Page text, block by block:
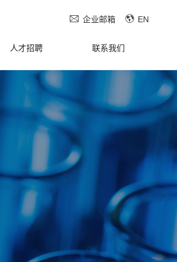
 企业邮箱  EN
人才招聘 联系我们